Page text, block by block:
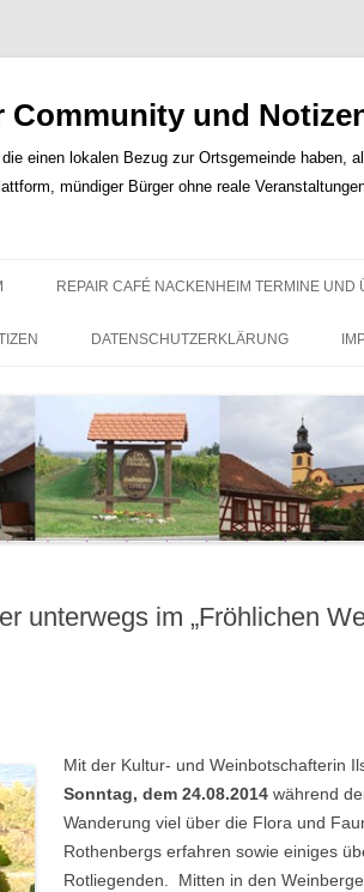
Community und
einen lokalen Bezug zur Ortsgemeinde
mündiger Bürger ohne reale
REPAIR CAFÉ NACKENHEIM TERMINE UND
DATENSCHUTZERKLÄRUNG
unterwegs im „Fröhlichen
Mit der Kultur- und Weinbotschafterin
Sonntag, dem 24.08.2014 während
Wanderung viel über die Flora und
Rothenbergs erfahren sowie einiges
Rotliegenden. Mitten in den